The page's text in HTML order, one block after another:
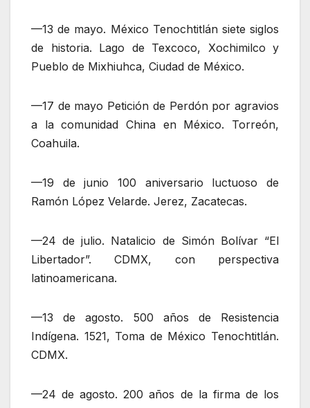
—13 de mayo. México Tenochtitlán siete siglos
de historia. Lago de Texcoco, Xochimilco y
Pueblo de Mixhiuhca, Ciudad de México.
—17 de mayo Petición de Perdón por agravios
a la comunidad China en México. Torreón,
Coahuila.
—19 de junio 100 aniversario luctuoso de
Ramón López Velarde. Jerez, Zacatecas.
—24 de julio. Natalicio de Simón Bolívar “El
Libertador”. CDMX, con perspectiva
latinoamericana.
—13 de agosto. 500 años de Resistencia
Indígena. 1521, Toma de México Tenochtitlán.
CDMX.
—24 de agosto. 200 años de la firma de los